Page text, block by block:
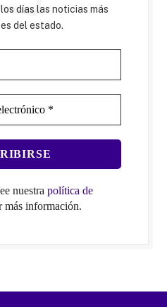
días las noticias más
del estado.
nuestra política de
más información.